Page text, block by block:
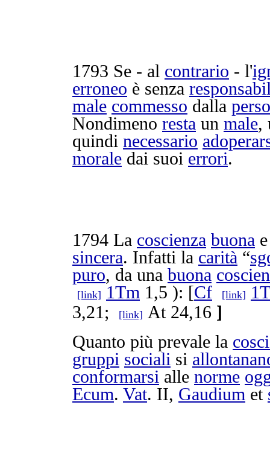
1793 Se - al contrario - l'
erroneo è senza
male commesso dalla
Nondimeno resta un male,
quindi necessario
morale dai suoi errori.
1794 La coscienza buona
sincera. Infatti la carità “
puro, da una buona
[link] 1Tm 1,5 ): [Cf [link]
3,21;
[link] At 24,16 ]
Quanto più prevale la
gruppi sociali si
conformarsi alle norme
Ecum. Vat. II, Gaudium et